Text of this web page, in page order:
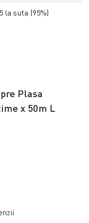
la suta (95%)
Plasa
x 50m L